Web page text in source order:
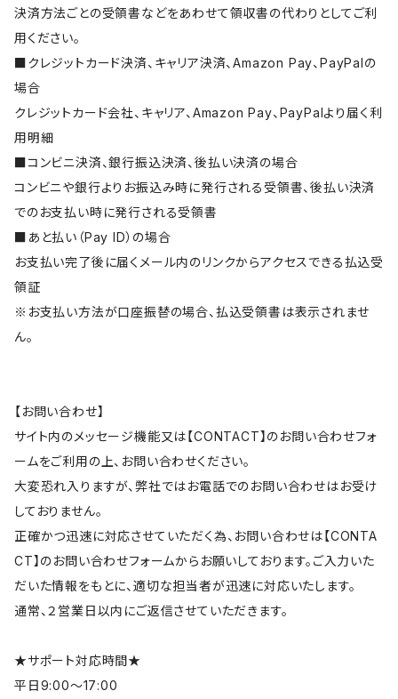
決済方法ごとの受領書などをあわせて領収書の代わりとしてご利
用ください。
■クレジットカード決済、キャリア決済、Amazon Pay、PayPalの
場合
クレジットカード会社、キャリア、Amazon Pay、PayPalより届く利
用明細
■コンビニ決済、銀行振込決済、後払い決済の場合
コンビニや銀行よりお振込み時に発行される受領書、後払い決済
でのお支払い時に発行される受領書
■あと払い（Pay ID）の場合
お支払い完了後に届くメール内のリンクからアクセスできる払込受
領証
※お支払い方法が口座振替の場合、払込受領書は表示されませ
ん。
【お問い合わせ】
サイト内のメッセージ機能又は【CONTACT】のお問い合わせフォ
ームをご利用の上、お問い合わせください。
大変恐れ入りますが、弊社ではお電話でのお問い合わせはお受け
しておりません。
正確かつ迅速に対応させていただく為、お問い合わせは【CONTA
CT】のお問い合わせフォームからお願いしております。ご入力いた
だいた情報をもとに、適切な担当者が迅速に対応いたします。
通常、２営業日以内にご返信させていただきます。
★サポート対応時間★
平日9:00～17:00